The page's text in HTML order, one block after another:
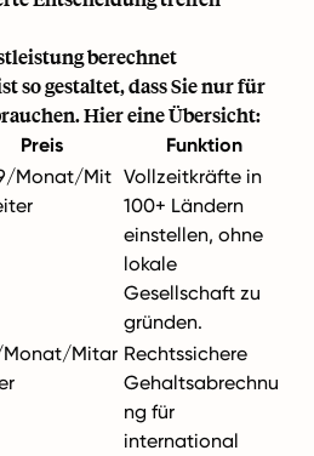
berechnet
so gestaltet, dass Sie nur für
Hier eine Übersicht:
Preis
Funktion
Monat/Mit Vollzeitkräfte in
100+ Ländern
einstellen, ohne
lokale
Gesellschaft zu
gründen.
Mitar Rechtssichere
Gehaltsabrechnu
ng für
international